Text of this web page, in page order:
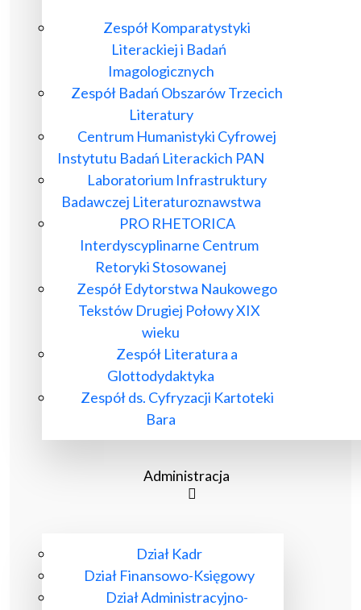
Zespół Komparatystyki
Literackiej i Badań
Imagologicznych
Zespół Badań Obszarów Trzecich
Literatury
Centrum Humanistyki Cyfrowej
Instytutu Badań Literackich PAN
Laboratorium Infrastruktury
Badawczej Literaturoznawstwa
PRO RHETORICA
Interdyscyplinarne Centrum
Retoryki Stosowanej
Zespół Edytorstwa Naukowego
Tekstów Drugiej Połowy XIX
wieku
Zespół Literatura a
Glottodydaktyka
Zespół ds. Cyfryzacji Kartoteki
Bara
Administracja
Dział Kadr
Dział Finansowo-Księgowy
Dział Administracyjno-